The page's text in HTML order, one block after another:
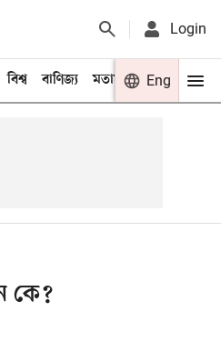
Login
বিশ্ব বাণিজ্য মতামত খেলা
Eng
কে?